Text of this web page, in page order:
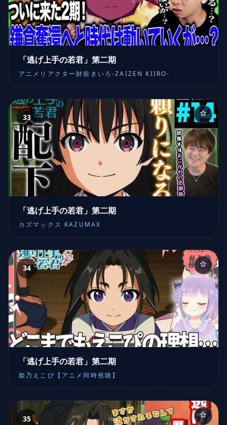
「逃げ上手の若君」第二期
アニメリアクター財前きいろ-ZAIZEN KIIRO-
33
「逃げ上手の若君」第二期
カズマックス KAZUMAX
34
「逃げ上手の若君」第二期
姫乃えこぴ【アニメ同時視聴】
35